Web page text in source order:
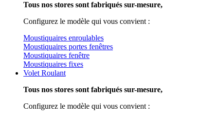
Tous nos stores sont fabriqués sur-mesure,
Configurez le modèle qui vous convient :
Moustiquaires enroulables
Moustiquaires portes fenêtres
Moustiquaires fenêtre
Moustiquaires fixes
Volet Roulant
Tous nos stores sont fabriqués sur-mesure,
Configurez le modèle qui vous convient :